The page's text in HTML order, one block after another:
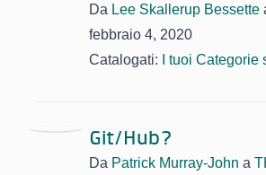
Da Lee Skallerup Bessette
febbraio 4, 2020
Catalogati:
I tuoi
Git/Hub?
Da Patrick Murray-John a